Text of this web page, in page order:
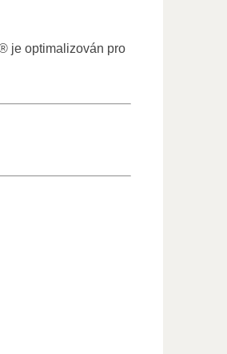
je optimalizován pro